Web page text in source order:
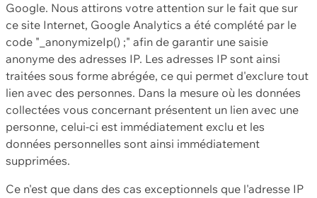
Google. Nous attirons votre attention sur le fait que sur
ce site Internet, Google Analytics a été complété par le
code "_anonymizeIp() ;" afin de garantir une saisie
anonyme des adresses IP. Les adresses IP sont ainsi
traitées sous forme abrégée, ce qui permet d'exclure tout
lien avec des personnes. Dans la mesure où les données
collectées vous concernant présentent un lien avec une
personne, celui-ci est immédiatement exclu et les
données personnelles sont ainsi immédiatement
supprimées.
Ce n'est que dans des cas exceptionnels que l'adresse IP